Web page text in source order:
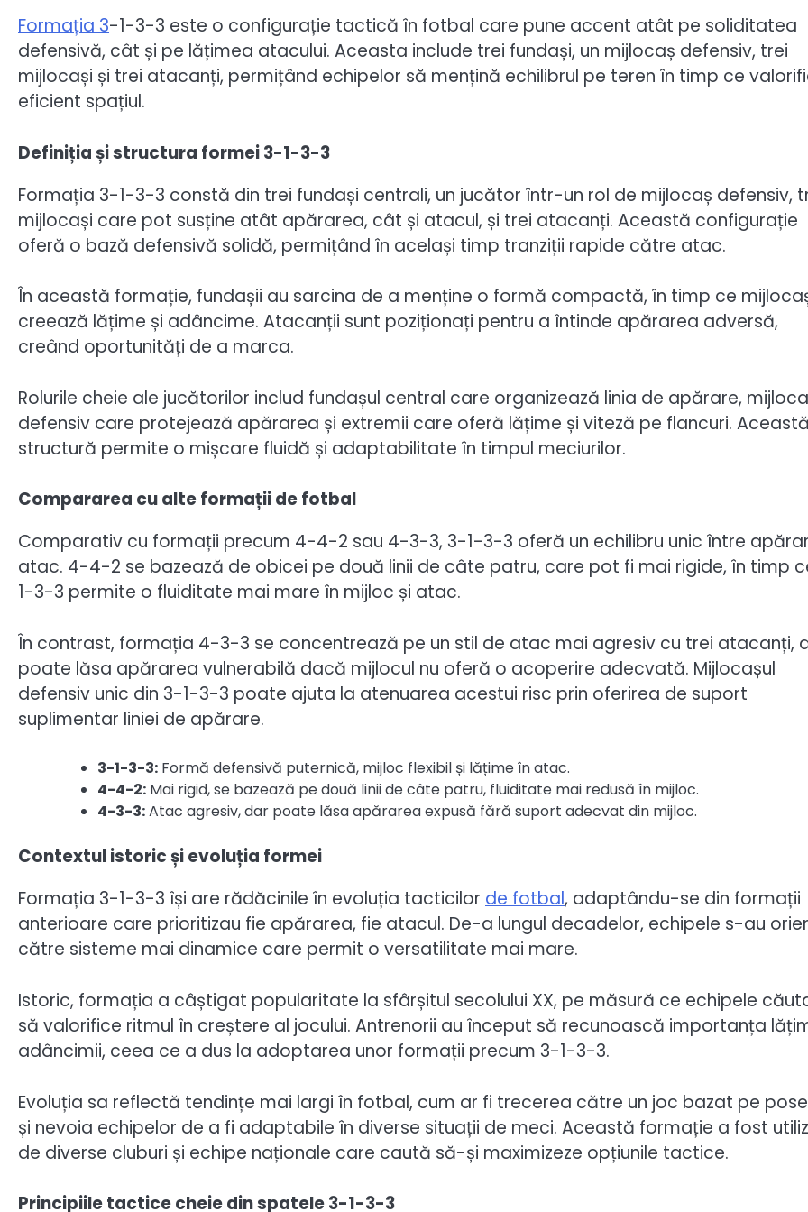
Formația 3-1-3-3 este o configurație tactică în fotbal care pune accent atât pe soliditatea
defensivă, cât și pe lățimea atacului. Aceasta include trei fundași, un mijlocaș defensiv, trei
mijlocași și trei atacanți, permițând echipelor să mențină echilibrul pe teren în timp ce
eficient spațiul.
Definiția și structura formei 3-1-3-3
Formația 3-1-3-3 constă din trei fundași centrali, un jucător într-un rol de mijlocaș defensiv,
mijlocași care pot susține atât apărarea, cât și atacul, și trei atacanți. Această configurație
oferă o bază defensivă solidă, permițând în același timp tranziții rapide către atac.
În această formație, fundașii au sarcina de a menține o formă compactă, în timp ce
creează lățime și adâncime. Atacanții sunt poziționați pentru a întinde apărarea adversă,
creând oportunități de a marca.
Rolurile cheie ale jucătorilor includ fundașul central care organizează linia de apărare,
defensiv care protejează apărarea și extremii care oferă lățime și viteză pe flancuri. Această
structură permite o mișcare fluidă și adaptabilitate în timpul meciurilor.
Compararea cu alte formații de fotbal
Comparativ cu formații precum 4-4-2 sau 4-3-3, 3-1-3-3 oferă un echilibru unic între
atac. 4-4-2 se bazează de obicei pe două linii de câte patru, care pot fi mai rigide, în timp
1-3-3 permite o fluiditate mai mare în mijloc și atac.
În contrast, formația 4-3-3 se concentrează pe un stil de atac mai agresiv cu trei atacanți,
poate lăsa apărarea vulnerabilă dacă mijlocul nu oferă o acoperire adecvată. Mijlocașul
defensiv unic din 3-1-3-3 poate ajuta la atenuarea acestui risc prin oferirea de suport
suplimentar liniei de apărare.
3-1-3-3: Formă defensivă puternică, mijloc flexibil și lățime în atac.
4-4-2: Mai rigid, se bazează pe două linii de câte patru, fluiditate mai redusă în mijloc.
4-3-3:Atac agresiv, dar poate lăsa apărarea expusă fără suport adecvat din mijloc.
Contextul istoric și evoluția formei
Formația 3-1-3-3 își are rădăcinile în evoluția tacticilor de fotbal, adaptându-se din formații
anterioare care prioritizau fie apărarea, fie atacul. De-a lungul decadelor, echipele s-au
către sisteme mai dinamice care permit o versatilitate mai mare.
Istoric, formația a câștigat popularitate la sfârșitul secolului XX, pe măsură ce echipele
să valorifice ritmul în creștere al jocului. Antrenorii au început să recunoască importanța
adâncimii, ceea ce a dus la adoptarea unor formații precum 3-1-3-3.
Evoluția sa reflectă tendințe mai largi în fotbal, cum ar fi trecerea către un joc bazat pe
și nevoia echipelor de a fi adaptabile în diverse situații de meci. Această formație a fost
de diverse cluburi și echipe naționale care caută să-și maximizeze opțiunile tactice.
Principiile tactice cheie din spatele 3-1-3-3